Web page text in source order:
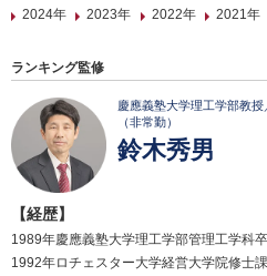
2024年
2023年 2022年 2021年
ランキング監修
慶應義塾大学理工学部教
（非常勤）
鈴木秀男
【経歴】
1989年慶應義塾大学理工学部管理工学科卒
1992年ロチェスター大学経営大学院修士課